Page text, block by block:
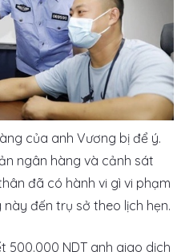
của anh Vương bị để ý.
ngân hàng và cảnh sát
đã có hành vi gì vi phạm
đến trụ sở theo lịch hẹn.
500.000 NDT anh giao dịch